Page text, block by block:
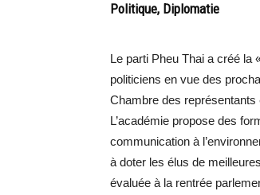
Politique, Diplomatie
Le parti Pheu Thai a créé la
politiciens en vue des
Chambre des représentants
L’académie propose des
communication à
à doter les élus de
évaluée à la rentrée